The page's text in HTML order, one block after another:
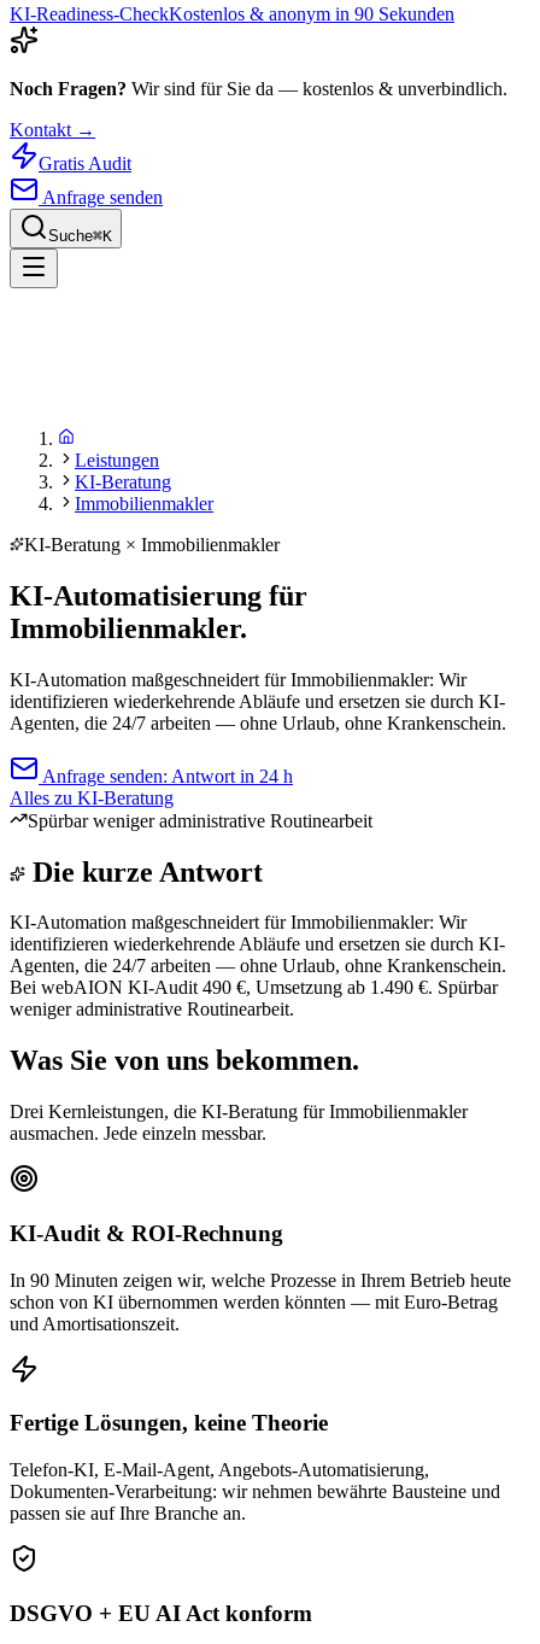
KI-Readiness-CheckKostenlos & anonym in 90 Sekunden
Noch Fragen? Wir sind für Sie da — kostenlos & unverbindlich.
Kontakt →
Gratis Audit
Anfrage senden
Suche⌘K
Leistungen
KI-Beratung
Immobilienmakler
KI-Beratung × Immobilienmakler
KI-Automatisierung für
Immobilienmakler.
KI-Automation maßgeschneidert für Immobilienmakler: Wir
identifizieren wiederkehrende Abläufe und ersetzen sie durch KI-
Agenten, die 24/7 arbeiten — ohne Urlaub, ohne Krankenschein.
Anfrage senden: Antwort in 24 h
Alles zu KI-Beratung
Spürbar weniger administrative Routinearbeit
Die kurze Antwort
KI-Automation maßgeschneidert für Immobilienmakler: Wir
identifizieren wiederkehrende Abläufe und ersetzen sie durch KI-
Agenten, die 24/7 arbeiten — ohne Urlaub, ohne Krankenschein.
Bei webAION KI-Audit 490 €, Umsetzung ab 1.490 €. Spürbar
weniger administrative Routinearbeit.
Was Sie von uns bekommen.
Drei Kernleistungen, die KI-Beratung für Immobilienmakler
ausmachen. Jede einzeln messbar.
KI-Audit & ROI-Rechnung
In 90 Minuten zeigen wir, welche Prozesse in Ihrem Betrieb heute
schon von KI übernommen werden könnten — mit Euro-Betrag
und Amortisationszeit.
Fertige Lösungen, keine Theorie
Telefon-KI, E-Mail-Agent, Angebots-Automatisierung,
Dokumenten-Verarbeitung: wir nehmen bewährte Bausteine und
passen sie auf Ihre Branche an.
DSGVO + EU AI Act konform